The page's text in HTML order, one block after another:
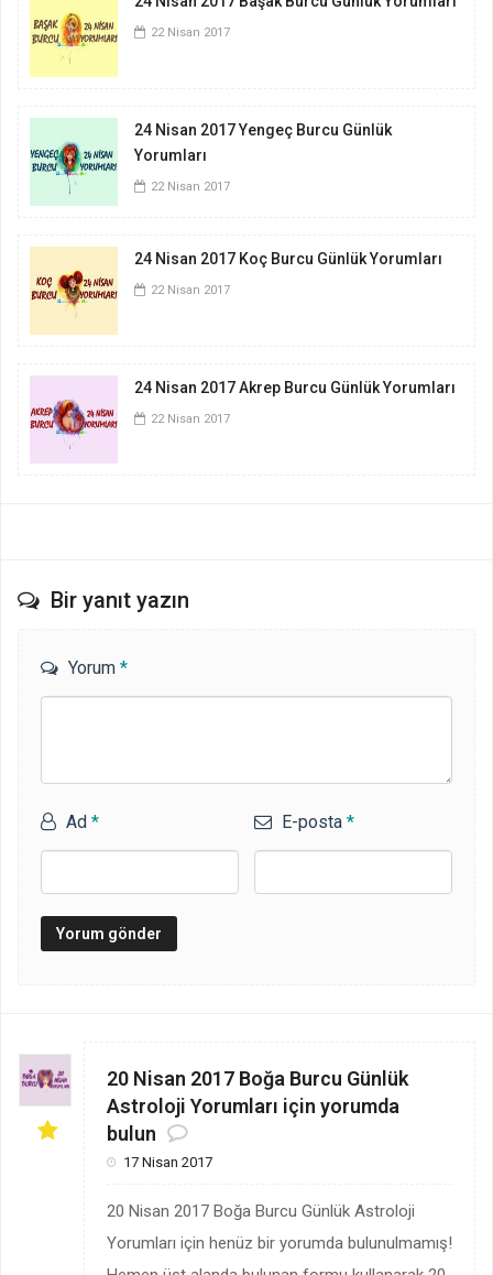
22 Nisan 2017
24 Nisan 2017 Yengeç Burcu Günlük
Yorumları
22 Nisan 2017
24 Nisan 2017 Koç Burcu Günlük Yorumları
22 Nisan 2017
24 Nisan 2017 Akrep Burcu Günlük Yorumları
22 Nisan 2017
Bir yanıt yazın
Yorum *
Ad * E-posta*
20 Nisan 2017 Boğa Burcu Günlük
Astroloji Yorumları için yorumda
bulun
17 Nisan 2017
20 Nisan 2017 Boğa Burcu Günlük Astroloji
Yorumları için henüz bir yorumda bulunulmamış!